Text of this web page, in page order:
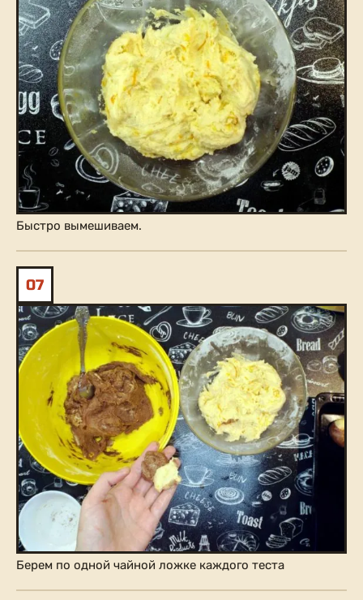
Быстро вымешиваем.
07
Берем по одной чайной ложке каждого теста